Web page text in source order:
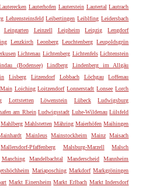
Lauterhofen Lauterstein Lautertal Lautrach
Lehrensteinsfeld Leibertingen Leiblfing Leidersbach
Leingarten Leinzell Leipheim Leipzig
Lengdorf
Lenzkirch Leonberg Leuchtenberg Leupoldsgrün
Lichtenau Lichtenberg Lichtenfels Lichtenstein
(Bodensee) Lindberg
Lindenberg im Allgäu
Lisberg Litzendorf Lobbach Löchgau
Loffenau
Loiching Loitzendorf Lonnerstadt Lonsee Lorch
Lottstetten Löwenstein Lübeck
Ludwigsburg
am Rhein Ludwigsstadt Luhe-Wildenau Lülsfeld
Mahlberg Mahlstetten Mähring Maierhöfen Maihingen
Mainleus Mainstockheim Mainz Maisach
Mallersdorf-Pfaffenberg Malsburg-Marzell
Malsch
Manching Mandelbachtal Manderscheid
Mannheim
Mariaposching Markdorf Markgröningen
Markt Einersheim Markt Erlbach Markt Indersdorf